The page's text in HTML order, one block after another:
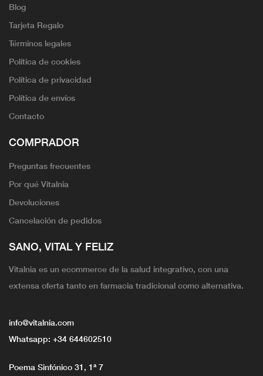
Blog
Tarjeta Regalo
Términos legales
Política de cookies
Política de privacidad
Política de envíos
Contacto
COMPRADOR
Preguntas frecuentes
Por qué Vitalnia
Devoluciones
Cancelación de pedidos
SANO, VITAL Y FELIZ
Vitalnia es un ecommerce de la salud integrativo, con una
extensa oferta tanto en farmacia tradicional como alternativa.
info@vitalnia.com
Whatsapp: +34 644602510
Poema Sinfónico 31, 1ª 7